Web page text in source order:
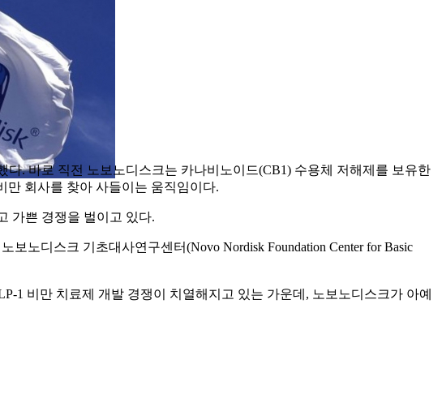
다. 바로 직전 노보노디스크는 카나비노이드(CB1) 수용체 저해제를 보유한
만 회사를 찾아 사들이는 움직임이다.
가쁜 경쟁을 벌이고 있다.
노디스크 기초대사연구센터(Novo Nordisk Foundation Center for Basic
1 비만 치료제 개발 경쟁이 치열해지고 있는 가운데, 노보노디스크가 아예